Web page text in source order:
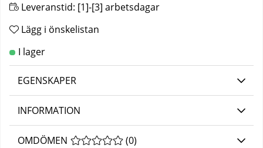
Leveranstid: [1]-[3] arbetsdagar
Lägg i önskelistan
EGENSKAPER
INFORMATION
OMDÖMEN MEDELBETYG 0 AV 5 ANTAL BETYG 0
(0)